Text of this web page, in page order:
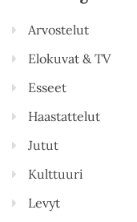
Arvostelut
Elokuvat & TV
Esseet
Haastattelut
Jutut
Kulttuuri
Levyt